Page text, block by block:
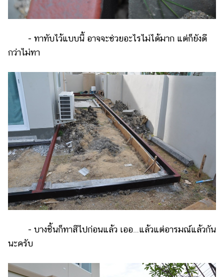
- ทาทับไว้แบบนี้ อาจจะช่วยอะไรไม่ได้มาก แต่ก็ยังดี
กว่าไม่ทา
- บางชิ้นก็ทาสีไปก่อนแล้ว เออ…แล้วแต่อารมณ์แล้วกัน
นะครับ